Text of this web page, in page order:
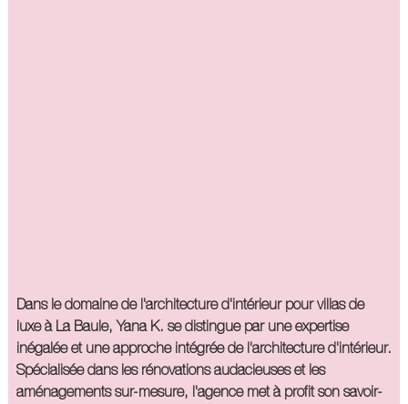
Dans le domaine de l'architecture d'intérieur pour villas de
luxe à La Baule, Yana K. se distingue par une expertise
inégalée et une approche intégrée de l'architecture d'intérieur.
Spécialisée dans les rénovations audacieuses et les
aménagements sur-mesure, l'agence met à profit son savoir-